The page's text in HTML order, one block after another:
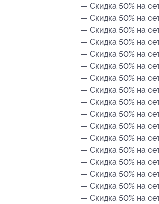
— Скидка 50% на
— Скидка 50% на
— Скидка 50% на
— Скидка 50% на
— Скидка 50% на
— Скидка 50% на
— Скидка 50% на
— Скидка 50% на
— Скидка 50% на
— Скидка 50% на
— Скидка 50% на
— Скидка 50% на
— Скидка 50% на
— Скидка 50% на
— Скидка 50% на
— Скидка 50% на
— Скидка 50% на